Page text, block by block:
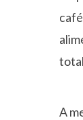
A